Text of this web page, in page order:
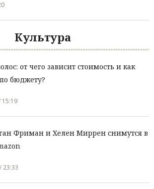
Культура
от чего зависит стоимость и как
бюджету?
15:19
Фриман и Хелен Миррен снимутся в
23:33